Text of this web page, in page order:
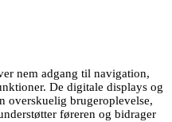
nem adgang til navigation,
De digitale displays og
overskuelig brugeroplevelse,
føreren og bidrager